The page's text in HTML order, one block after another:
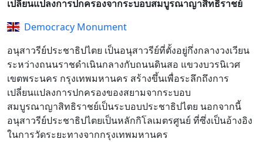
เปลี่ยนแปลงการปกครองจากระบอบสมบูรณาญาสิทธิราชย์
Democracy Monument
อนุสาวรีย์ประชาธิปไตย เป็นอนุสาวรีย์ที่ตั้งอยู่กึ่งกลางวงเวียน
ระหว่างถนนราชดำเนินกลางกับถนนดินสอ แขวงบวรนิเวศ
เขตพระนคร กรุงเทพมหานคร สร้างขึ้นเพื่อระลึกถึงการ
เปลี่ยนแปลงการปกครองของสยามจากระบอบ
สมบูรณาญาสิทธิราชย์เป็นระบอบประชาธิปไตย นอกจากนี้
อนุสาวรีย์ประชาธิปไตยเป็นหลักกิโลเมตรศูนย์ ที่ซึ่งเป็นอ้างอิง
ในการวัดระยะทางจากกรุงเทพมหานคร